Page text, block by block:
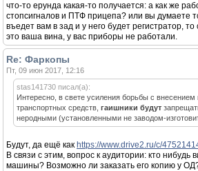
что-то ерунда какая-то получается: а как же
стопсигналов и ПТФ прицепа? или вы думаете
въедет вам в зад и у него будет регистратор,
это ваша вина, у вас приборы не работали.
Re: Фаркопы
Пт, 09 июн 2017, 12:16
stas141730 писал(а):
Интересно, в свете усиления борьбы с внесением
транспортных средств, гаишники будут
неродными (установленными не заводом-
Будут, да ещё как https://www.drive2.ru/c/
В связи с этим, вопрос к аудитории: кто
машины? Возможно ли заказать его копию у